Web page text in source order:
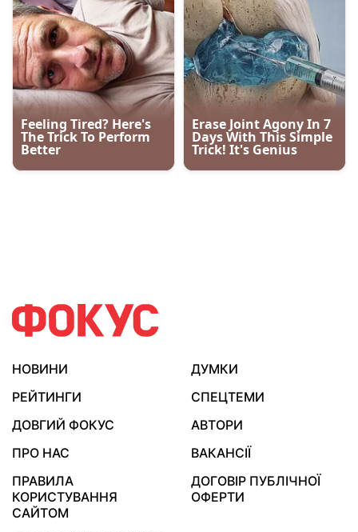
НОВИНИ
ДУМКИ
РЕЙТИНГИ
СПЕЦТЕМИ
ДОВГИЙ ФОКУС
АВТОРИ
ПРО НАС
ВАКАНСІЇ
ПРАВИЛА
КОРИСТУВАННЯ
САЙТОМ
ДОГОВІР ПУБЛІЧНОЇ
ОФЕРТИ